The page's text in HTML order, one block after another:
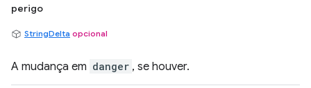
perigo
StringDelta opcional
A mudança em danger , se houver.